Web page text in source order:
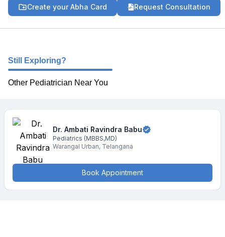
Create your Abha Card Request Consultation
Still Exploring?
Other Pediatrician Near You
Dr. Ambati Ravindra Babu
Pediatrics (MBBS,MD)
Warangal Urban, Telangana
Book Appointment